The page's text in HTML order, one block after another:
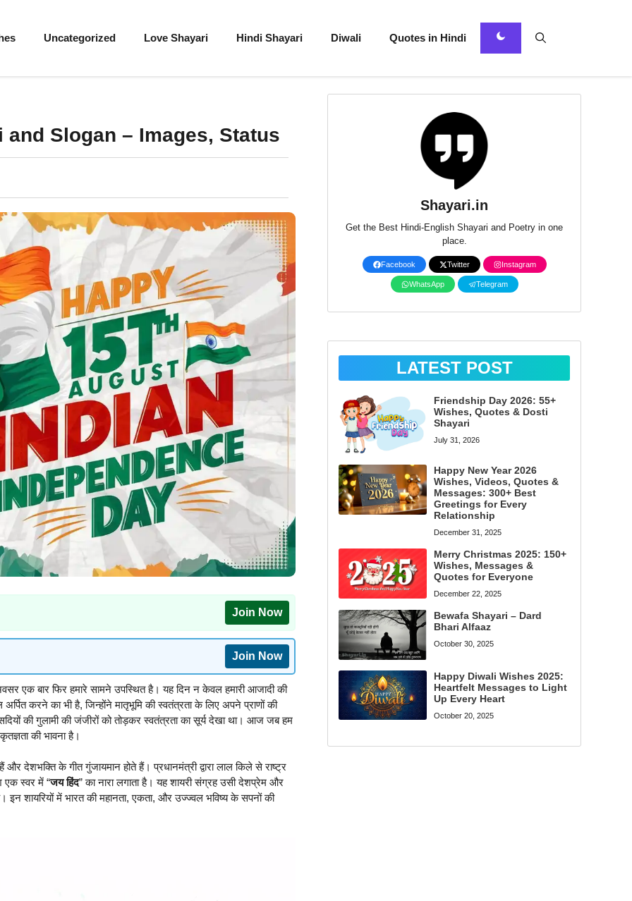
Uncategorized Love Shayari Hindi Shayari Diwali Quotes in Hindi
Slogan – Images, Status
Join Now
Join Now
एक बार फिर हमारे सामने उपस्थित है। यह दिन न केवल हमारी आजादी की
करने का भी है, जिन्होंने मातृभूमि की स्वतंत्रता के लिए अपने प्राणों की
की गुलामी की जंजीरों को तोड़कर स्वतंत्रता का सूर्य देखा था। आज जब हम
की भावना है।
देशभक्ति के गीत गुंजायमान होते हैं। प्रधानमंत्री द्वारा लाल किले से राष्ट्र
एक स्वर में “जय हिंद” का नारा लगाता है। यह शायरी संग्रह उसी देशप्रेम और
इन शायरियों में भारत की महानता, एकता, और उज्ज्वल भविष्य के सपनों की
Shayari.in
Get the Best Hindi-English Shayari and Poetry in one
place.
Facebook Twitter Instagram
WhatsApp Telegram
LATEST POST
Friendship Day 2026: 55+
Wishes, Quotes & Dosti
Shayari
July 31, 2026
Happy New Year 2026
Wishes, Videos, Quotes &
Messages: 300+ Best
Greetings for Every
Relationship
December 31, 2025
Merry Christmas 2025: 150+
Wishes, Messages &
Quotes for Everyone
December 22, 2025
Bewafa Shayari – Dard
Bhari Alfaaz
October 30, 2025
Happy Diwali Wishes 2025:
Heartfelt Messages to Light
Up Every Heart
October 20, 2025